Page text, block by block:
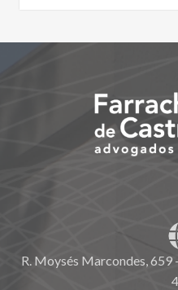
R. Moysés Marcondes, 659